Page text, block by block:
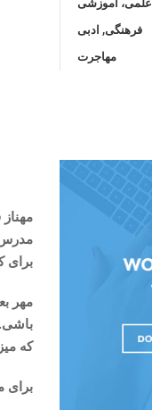
مدرس
برای
مهر
که
برای
علمی، آموزشی
فرهنگی, ادبی
مهاجرت